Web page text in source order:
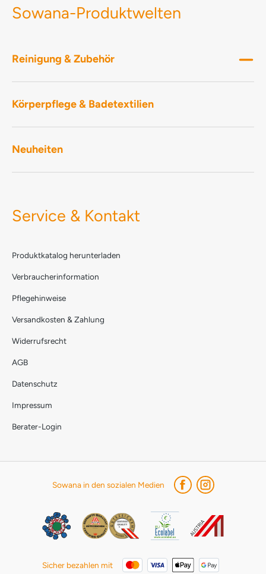
Sowana-Produktwelten
Reinigung & Zubehör
Körperpflege & Badetextilien
Neuheiten
Service & Kontakt
Produktkatalog herunterladen
Verbraucherinformation
Pflegehinweise
Versandkosten & Zahlung
Widerrufsrecht
AGB
Datenschutz
Impressum
Berater-Login
Sowana in den sozialen Medien
Sicher bezahlen mit